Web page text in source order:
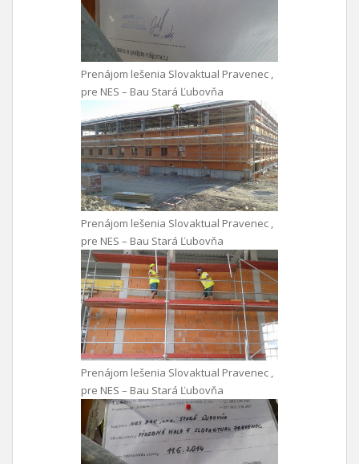
Prenájom lešenia Slovaktual Pravenec ,
pre NES – Bau Stará Ľubovňa
Prenájom lešenia Slovaktual Pravenec ,
pre NES – Bau Stará Ľubovňa
Prenájom lešenia Slovaktual Pravenec ,
pre NES – Bau Stará Ľubovňa